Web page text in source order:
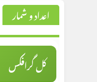
اعداد و شمار
کل گرافکس